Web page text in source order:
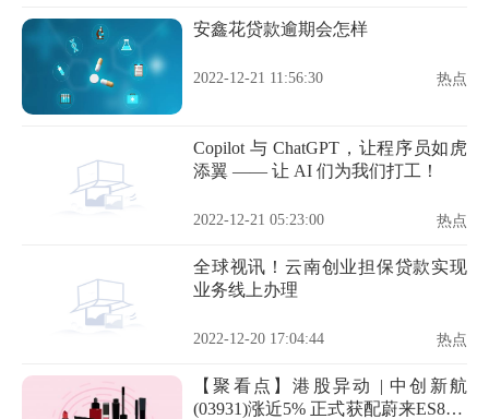
安鑫花贷款逾期会怎样
2022-12-21 11:56:30 热点
Copilot 与 ChatGPT，让程序员如虎
添翼 —— 让 AI 们为我们打工！
2022-12-21 05:23:00 热点
全球视讯！云南创业担保贷款实现
业务线上办理
2022-12-20 17:04:44 热点
【聚看点】港股异动 | 中创新航
(03931)涨近5% 正式获配蔚来ES8 有